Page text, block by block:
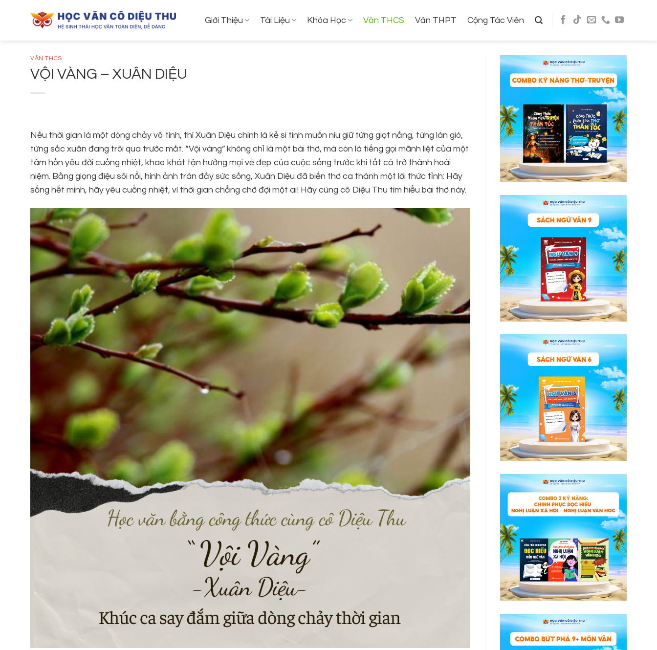
Giới Thiệu Tài Liệu Khóa Học Văn THCS Văn THPT Cộng Tác Viên
VĂN THCS
VỘI VÀNG – XUÂN DIỆU
Nếu thời gian là một dòng chảy vô tình, thì Xuân Diệu chính là kẻ si tình muốn níu giữ từng giọt nắng, từng làn gió,
từng sắc xuân đang trôi qua trước mắt. “Vội vàng” không chỉ là một bài thơ, mà còn là tiếng gọi mãnh liệt của một
tâm hồn yêu đời cuồng nhiệt, khao khát tận hưởng mọi vẻ đẹp của cuộc sống trước khi tất cả trở thành hoài
niệm. Bằng giọng điệu sôi nổi, hình ảnh tràn đầy sức sống, Xuân Diệu đã biến thơ ca thành một lời thức tỉnh: Hãy
sống hết mình, hãy yêu cuồng nhiệt, vì thời gian chẳng chờ đợi một ai! Hãy cùng cô Diệu Thu tìm hiểu bài thơ này.